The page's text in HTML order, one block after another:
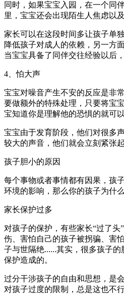
同时，如果宝宝入园，在一个同
里，宝宝还会出现陌生人焦虑以
家长可以在这段时间多让孩子单
降低孩子对成人的依赖，另一方
当宝宝具备了同伴交往经验以后
4、怕大声
宝宝对噪音产生不安的反应是非
要做额外的特殊处理，只要将宝
宝知道你是理解他的恐惧的就可以
宝宝由于发育阶段，他们对很多
较大的声音，他们就会立刻紧张
孩子胆小的原因
每个事物或者事情都有因果，孩
环境的影响，那么你的孩子为什
家长保护过多
对孩子的保护，有些家长“过了头
伤、害怕自己的孩子被拐骗、害
子与世隔绝......其实，很多孩子
保护造成的。
过分干涉孩子的自由和思想，是
对孩子过度的限制，总是这也不